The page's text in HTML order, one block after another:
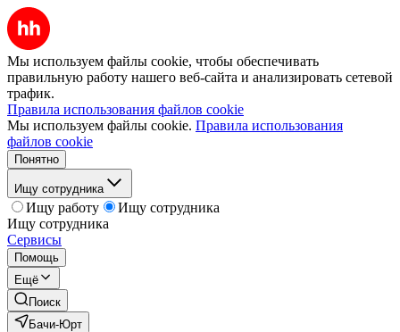
Мы используем файлы cookie, чтобы обеспечивать
правильную работу нашего веб-сайта и анализировать сетевой
трафик.
Правила использования файлов cookie
Мы используем файлы cookie. Правила использования
файлов cookie
Понятно
Ищу сотрудника
Ищу работу
Ищу сотрудника
Ищу сотрудника
Сервисы
Помощь
Ещё
Поиск
Бачи-Юрт